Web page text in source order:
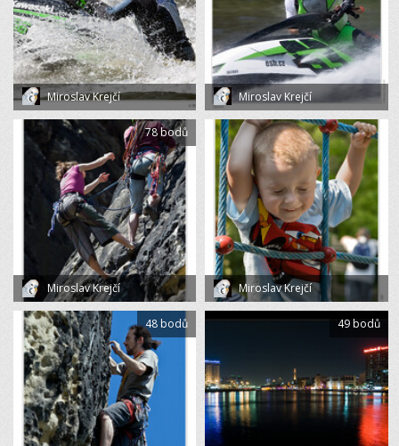
Miroslav Krejčí Miroslav Krejčí
Miroslav Krejčí
78 bodů
Miroslav Krejčí
48 bodů 49 bodů